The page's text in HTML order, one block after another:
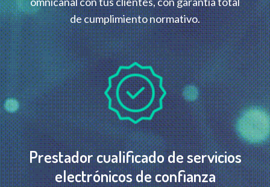
de cumplimiento normativo.
Prestador cualificado de servicios
electrónicos de confianza